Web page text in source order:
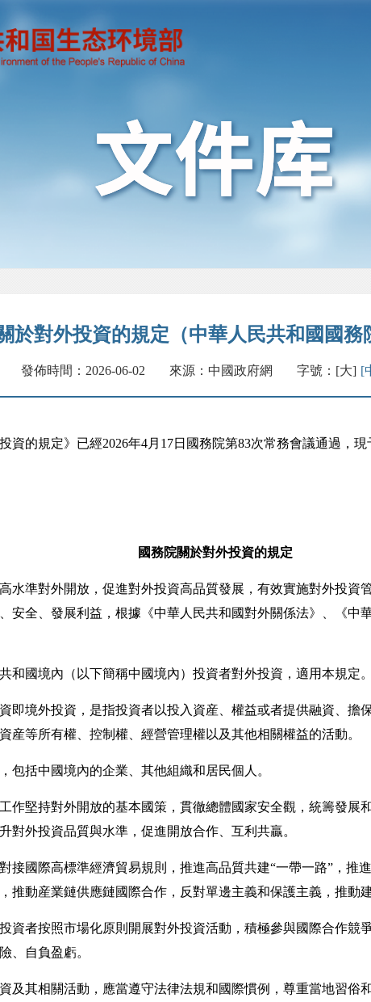
於對外投資的規定（中華人民共和國國務
發佈時間：2026-06-02 來源：中國政府網 字號： [大] [
的規定》已經2026年4月17日國務院第83次常務會議通過，現
國務院關於對外投資的規定
水準對外開放，促進對外投資高品質發展，有效實施對外投資
安全、發展利益，根據《中華人民共和國對外關係法》、《中
和國境內（以下簡稱中國境內）投資者對外投資，適用本規定。
境外投資，是指投資者以投入資産、權益或者提供融資、擔
産等所有權、控制權、經營管理權以及其他相關權益的活動。
括中國境內的企業、其他組織和居民個人。
作堅持對外開放的基本國策，貫徹總體國家安全觀，統籌發展
對外投資品質與水準，促進開放合作、互利共贏。
接國際高標準經濟貿易規則，推進高品質共建“一帶一路”，推
推動産業鏈供應鏈國際合作，反對單邊主義和保護主義，推動
資者按照市場化原則開展對外投資活動，積極參與國際合作競
、自負盈虧。
其相關活動，應當遵守法律法規和國際慣例，尊重當地習俗